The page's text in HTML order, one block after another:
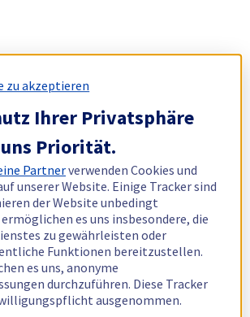
zu akzeptieren
Ihrer Privatsphäre
Priorität.
Partnerverwenden Cookies und
unserer Website. Einige Tracker sind
der Website unbedingt
es uns insbesondere, die
zu gewährleisten oder
Funktionen bereitzustellen.
es uns, anonyme
durchzuführen. Diese Tracker
ausgenommen.